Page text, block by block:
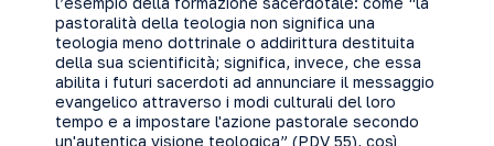
pastoralità della teologia non significa una
teologia meno dottrinale o addirittura destituita
della sua scientificità; significa, invece, che essa
abilita i futuri sacerdoti ad annunciare il messaggio
evangelico attraverso i modi culturali del loro
tempo e a impostare l'azione pastorale secondo
un'autentica visione teologica” (PDV 55), così